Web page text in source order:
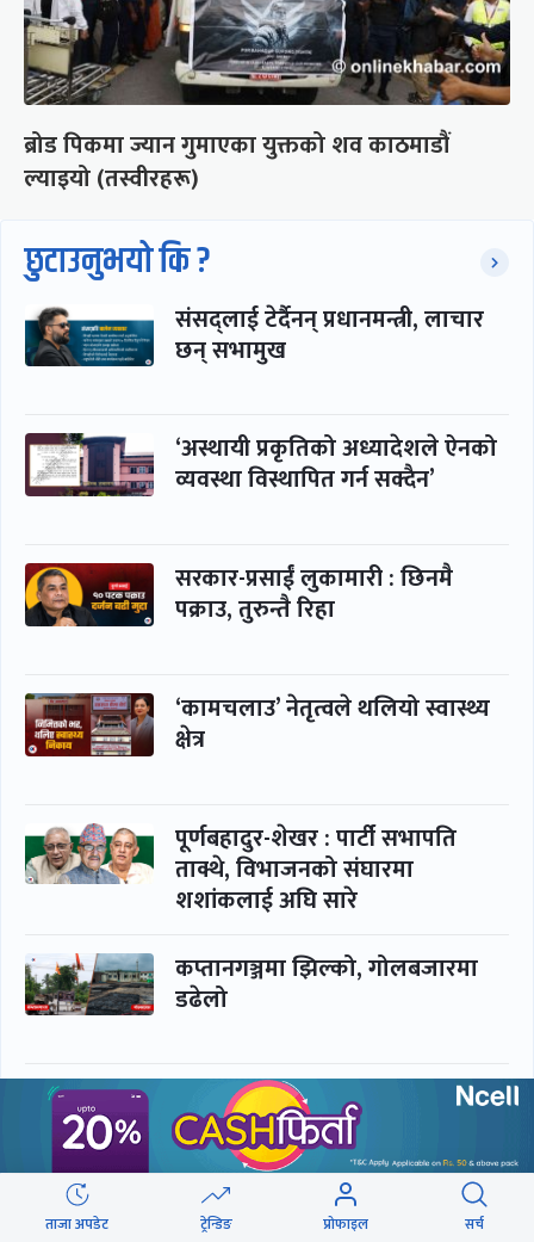
ब्रोड पिकमा ज्यान गुमाएका युक्तको शव काठमाडौं
ल्याइयो (तस्वीरहरू)
छुटाउनुभयो कि ?
संसद्लाई टेर्दैनन् प्रधानमन्त्री, लाचार
छन् सभामुख
‘अस्थायी प्रकृतिको अध्यादेशले ऐनको
व्यवस्था विस्थापित गर्न सक्दैन’
सरकार-प्रसाईं लुकामारी : छिनमै
पक्राउ, तुरुन्तै रिहा
‘कामचलाउ’ नेतृत्वले थलियो स्वास्थ्य
क्षेत्र
पूर्णबहादुर-शेखर : पार्टी सभापति
ताक्थे, विभाजनको संघारमा
शशांकलाई अघि सारे
कप्तानगञ्जमा झिल्को, गोलबजारमा
डढेलो
आकस्मिक कक्ष चिकित्सकमाथि
हातपातको ‘हटस्पट’
नपढी ‘पास’, नपढाइ ‘गुणस्तर’
ताजा अपडेट ट्रेन्डिङ प्रोफाइल सर्च